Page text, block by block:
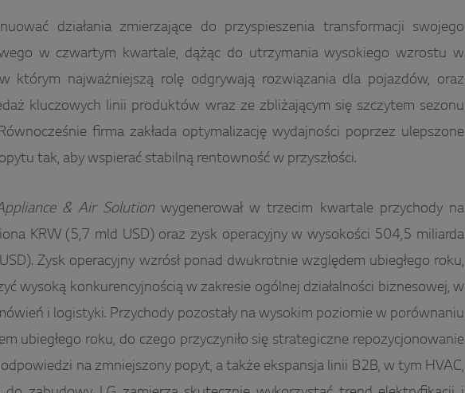
działania zmierzające do przyspieszenia transformacji swojego
w czwartym kwartale, dążąc do utrzymania wysokiego wzrostu w
którym najważniejszą rolę odgrywają rozwiązania dla pojazdów, oraz
kluczowych linii produktów wraz ze zbliżającym się szczytem sezonu
firma zakłada optymalizację wydajności poprzez ulepszone
tak, aby wspierać stabilną rentowność w przyszłości.
& Air Solutionwygenerował w trzecim kwartale przychody na
KRW (5,7 mld USD) oraz zysk operacyjny w wysokości 504,5 miliarda
Zysk operacyjny wzrósł ponad dwukrotnie względem ubiegłego roku,
wysoką konkurencyjnością w zakresie ogólnej działalności biznesowej, w
i logistyki. Przychody pozostały na wysokim poziomie w porównaniu
ubiegłego roku, do czego przyczyniło się strategiczne repozycjonowanie
na zmniejszony popyt, a także ekspansja linii B2B, w tym HVAC,